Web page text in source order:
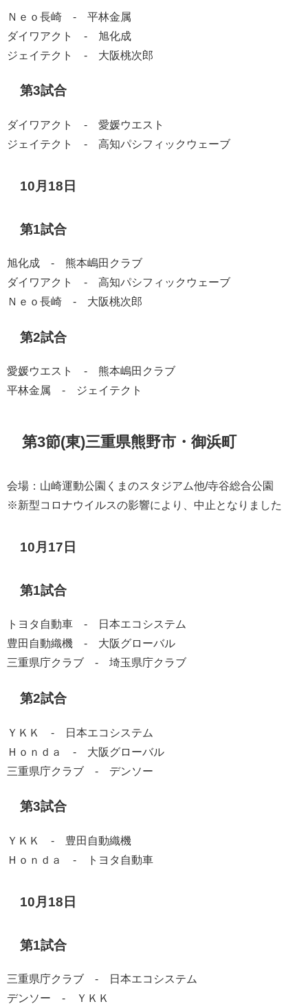
Ｎｅｏ長崎 - 平林金属
ダイワアクト - 旭化成
ジェイテクト - 大阪桃次郎
第3試合
ダイワアクト - 愛媛ウエスト
ジェイテクト - 高知パシフィックウェーブ
10月18日
第1試合
旭化成 - 熊本嶋田クラブ
ダイワアクト - 高知パシフィックウェーブ
Ｎｅｏ長崎 - 大阪桃次郎
第2試合
愛媛ウエスト - 熊本嶋田クラブ
平林金属 - ジェイテクト
第3節(東)三重県熊野市・御浜町
会場：山崎運動公園くまのスタジアム他/寺谷総合公園
※新型コロナウイルスの影響により、中止となりました
10月17日
第1試合
トヨタ自動車 - 日本エコシステム
豊田自動織機 - 大阪グローバル
三重県庁クラブ - 埼玉県庁クラブ
第2試合
ＹＫＫ - 日本エコシステム
Ｈｏｎｄａ - 大阪グローバル
三重県庁クラブ - デンソー
第3試合
ＹＫＫ - 豊田自動織機
Ｈｏｎｄａ - トヨタ自動車
10月18日
第1試合
三重県庁クラブ - 日本エコシステム
デンソー - ＹＫＫ